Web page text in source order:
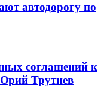
автодорогу по
соглашений к
Трутнев